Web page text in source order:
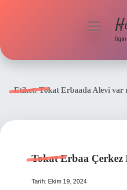
menüyü
Etiket:Tokat Erbaada Alevi var
Tokat Erbaa Çerkez
Tarih: Ekim 19, 2024